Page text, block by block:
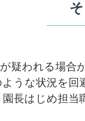
疑われる場合
うな状況を
長はじめ担